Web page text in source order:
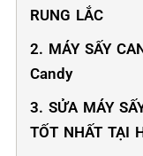
RUNG LẮC
2. MÁY SẤY
Candy
3. SỬA MÁY
TỐT NHẤT TẠI